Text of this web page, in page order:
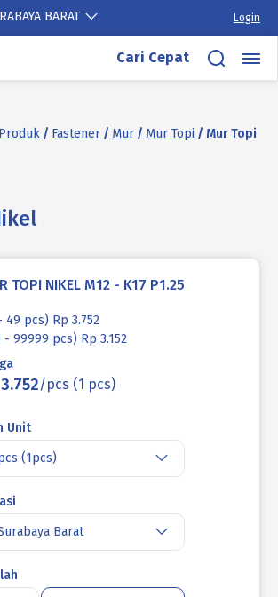
BARAT Login
Cari Cepat
/ Fastener / Mur / Mur Topi / Mur Topi
TOPI NIKEL M12 - K17 P1.25
49 pcs) Rp 3.752
- 99999 pcs) Rp 3.152
/pcs (1 pcs)
Unit
(1pcs)
Barat